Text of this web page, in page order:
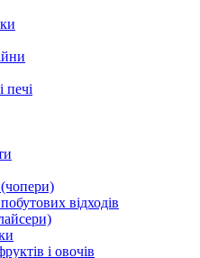
печі
відходів
і овочів